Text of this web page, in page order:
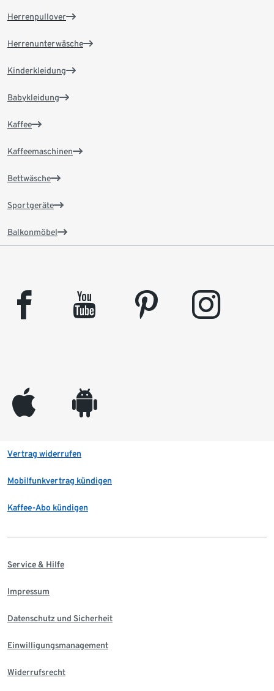
Herrenpullover
Herrenunterwäsche
Kinderkleidung
Babykleidung
Kaffee
Kaffeemaschinen
Bettwäsche
Sportgeräte
Balkonmöbel
facebook youtube pinterest instagram
appleinc android
Vertrag widerrufen
Mobilfunkvertrag kündigen
Kaffee-Abo kündigen
Service & Hilfe
Impressum
Datenschutz und Sicherheit
Einwilligungsmanagement
Widerrufsrecht